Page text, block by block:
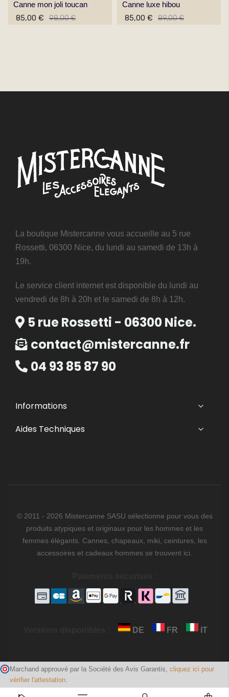
Canne mon joli toucan
85,00 € 98,00 €
Canne luxe hibou
85,00 € 89,00 €
La boutique Mistercanne vous accueille au 5 rue
Rossetti, 06300 Nice, du lundi au samedi de 13h à
19h.
Le service client internet est disponible du lundi au
vendredi de 8h à 20h et le samedi de 8h à 12h.
5 rue Rossetti - 06300 Nice.
contact@mistercanne.fr
04 93 85 87 90
Informations
Aides Techniques
© 2011 - 2026 Mistercanne SASU sélectionne pour vous des
produits atypiques et originaux pour les hommes et les
femmes élégants. Cannes, chapeaux, miki, ceintures, les
accessoires et cadeaux hommes se trouvent ici.
DE FR IT
Marchand approuvé par la Société des Avis Garantis, cliquez ici pour
vérifier l'attestation.